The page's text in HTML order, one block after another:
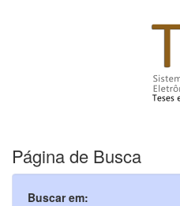
Página de Busca
Buscar em: